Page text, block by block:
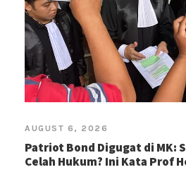
AUGUST 6, 2026
Patriot Bond Digugat di MK:
Celah Hukum? Ini Kata Prof